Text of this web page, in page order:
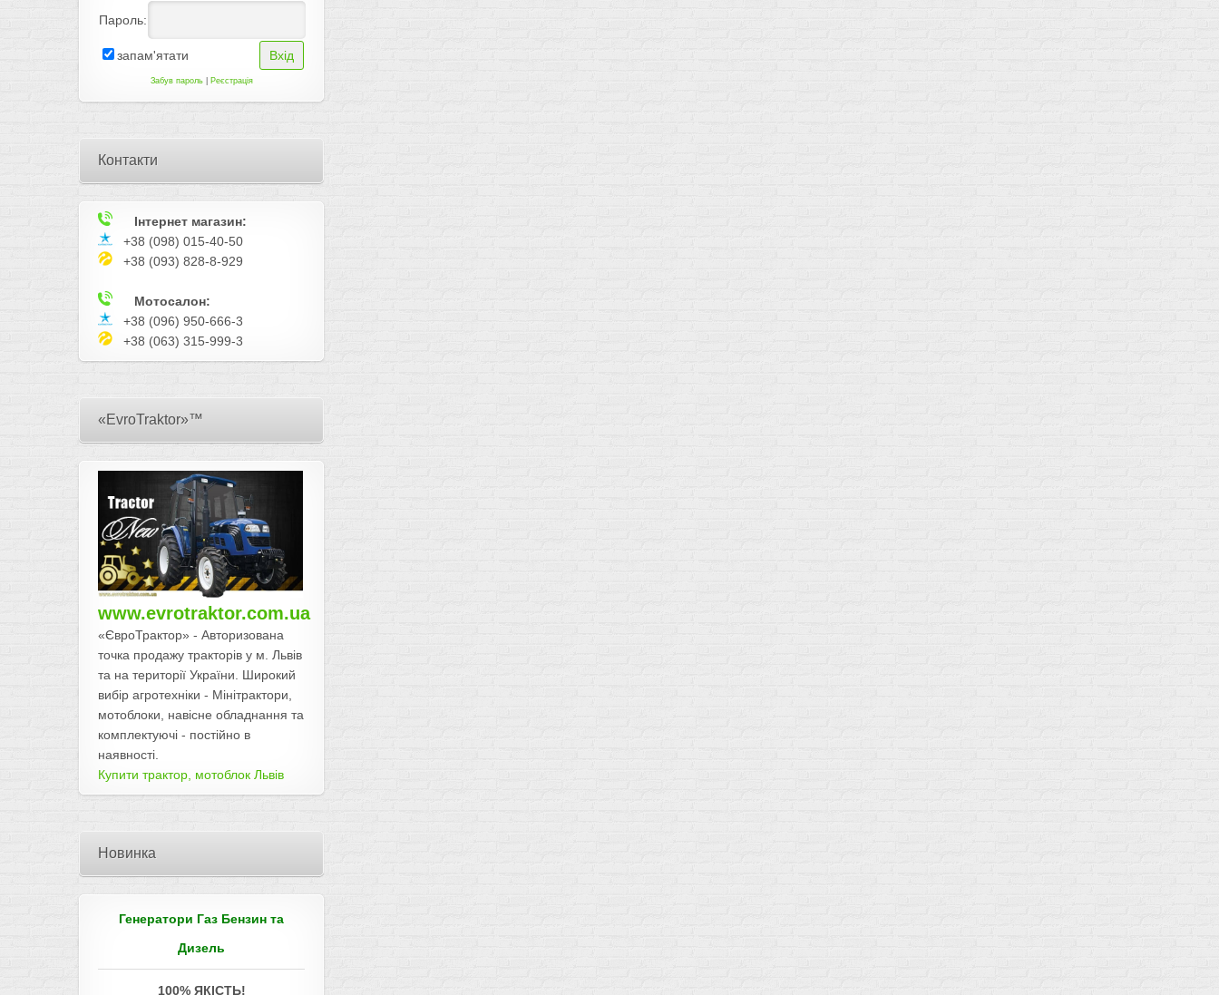
Пароль:
запам'ятати
Забув пароль| Реєстрація
Контакти
Інтернет магазин:
+38 (098) 015-40-50
+38 (093) 828-8-929
Мотосалон:
+38 (096) 950-666-3
+38 (063) 315-999-3
«EvroTraktor»™
www.evrotraktor.com.ua
«ЄвроТрактор» - Авторизована
точка продажу тракторів у м. Львів
та на території України. Широкий
вибір агротехніки - Мінітрактори,
мотоблоки, навісне обладнання та
комплектуючі - постійно в
наявності.
Купити трактор, мотоблок Львів
Новинка
Генератори Газ Бензин та
Дизель
100% ЯКІСТЬ!